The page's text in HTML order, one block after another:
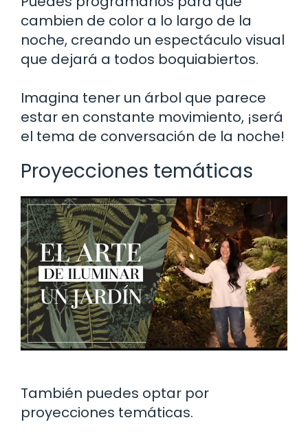
cambien de color a lo largo de la
noche, creando un espectáculo visual
que dejará a todos boquiabiertos.
Imagina tener un árbol que parece
estar en constante movimiento, ¡será
el tema de conversación de la noche!
Proyecciones temáticas
También puedes optar por
proyecciones temáticas.